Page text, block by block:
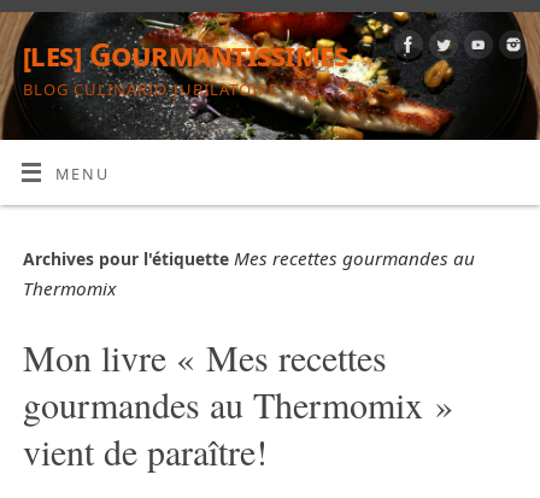
[les] Gourmantissimes
BLOG CULINARIO-JUBILATOIRE
MENU
Archives pour l'étiquette Mes recettes gourmandes au
Thermomix
Mon livre « Mes recettes
gourmandes au Thermomix »
vient de paraître!